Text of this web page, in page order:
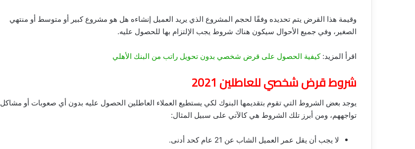
وقيمة هذا القرض يتم تحديده وفقًا لحجم المشروع الذي يريد العميل إنشاءه هل هو مشروع كبير أو متوسط أو منتهي
الصغير، وفي جميع الأحوال سيكون هناك شروط يجب الإلتزام بها للحصول عليه.
اقرأ المزيد:كيفية الحصول على قرض شخصي بدون تحويل راتب من البنك الأهلي
شروط قرض شخصي للعاطلين 2021
يوجد بعض الشروط التي تقوم بتقديمها البنوك لكي يستطيع العملاء العاطلين الحصول عليه بدون أي صعوبات أو مشاكل
تواجههم، ومن أبرز تلك الشروط هي كالآتي على سبيل المثال:
لا يجب أن يقل عمر العميل الشاب عن 21 عام كحد أدنى.